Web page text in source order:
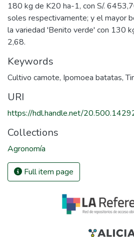
180 kg de K20 ha-1, con S/.
soles respectivamente; y el mayor
la variedad 'Benito verde' con 130
2,68.
Keywords
Cultivo camote, Ipomoea batatas,
URI
https://hdl.handle.net/
Collections
Agronomía
Full item page